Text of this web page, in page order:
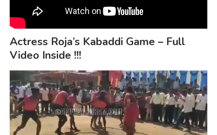
Actress Roja’s Kabaddi Game – Full
Video Inside !!!